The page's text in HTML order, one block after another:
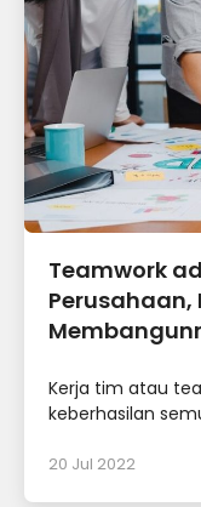
Teamwork
Perusahaan,
Kerja tim atau
keberhasilan
20 Jul 2022